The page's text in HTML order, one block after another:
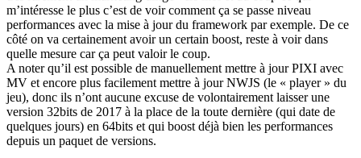
m’intéresse le plus c’est de voir comment ça se passe niveau
performances avec la mise à jour du framework par exemple. De ce
côté on va certainement avoir un certain boost, reste à voir dans
quelle mesure car ça peut valoir le coup.
A noter qu’il est possible de manuellement mettre à jour PIXI avec
MV et encore plus facilement mettre à jour NWJS (le « player » du
jeu), donc ils n’ont aucune excuse de volontairement laisser une
version 32bits de 2017 à la place de la toute dernière (qui date de
quelques jours) en 64bits et qui boost déjà bien les performances
depuis un paquet de versions.